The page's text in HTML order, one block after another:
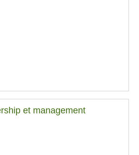
et management